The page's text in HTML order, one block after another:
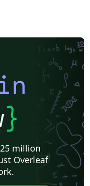
}
million
Overleaf